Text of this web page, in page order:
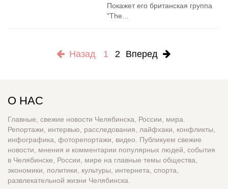
Покажет его британская группа
"The...
Назад 1 2 Вперед
О НАС
Главные, свежие новости Челябинска, России, мира.
Репортажи, интервью, расследования, лайфхаки, конфликты,
инфографика, фоторепортажи, видео. Публикуем свежие
новости, мнения и комментарии популярных людей, события
в Челябинске, России, мире на главные темы общества,
экономики, политики, культуры, интернета, спорта,
развлекательной жизни Челябинска.